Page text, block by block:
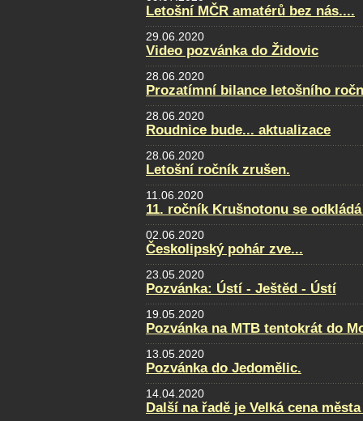
Letošní MČR amatérů bez nás....
29.06.2020
Video pozvánka do Židovic
28.06.2020
Prozatímní bilance letošního
28.06.2020
Roudnice bude... aktualizace
28.06.2020
Letošní ročník zrušen.
11.06.2020
11. ročník Krušnotonu se
02.06.2020
Českolipský pohár zve...
23.05.2020
Pozvánka: Ústí - Ještěd - Ústí
19.05.2020
Pozvánka na MTB tentokrát do
13.05.2020
Pozvánka do Jedomělic.
14.04.2020
Další na řadě je Velká cena